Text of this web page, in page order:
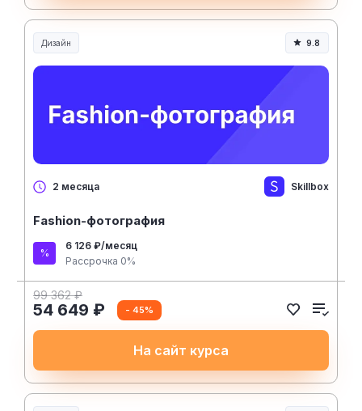
Дизайн 9.8
2 месяца Skillbox
Fashion-фотография
6 126 ₽/месяц
Рассрочка 0%
99 362 ₽
54 649 ₽ - 45%
На сайт курса